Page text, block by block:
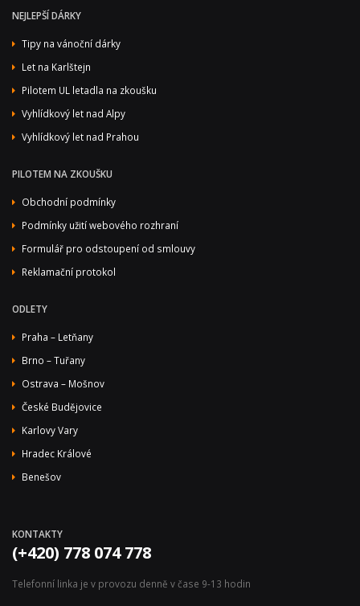
NEJLEPŠÍ DÁRKY
Tipy na vánoční dárky
Let na Karlštejn
Pilotem UL letadla na zkoušku
Vyhlídkový let nad Alpy
Vyhlídkový let nad Prahou
PILOTEM NA ZKOUŠKU
Obchodní podmínky
Podmínky užití webového rozhraní
Formulář pro odstoupení od smlouvy
Reklamační protokol
ODLETY
Praha – Letňany
Brno – Tuřany
Ostrava – Mošnov
České Budějovice
Karlovy Vary
Hradec Králové
Benešov
KONTAKTY
(+420) 778 074 778
Telefonní linka je v provozu denně v čase 9-13 hodin